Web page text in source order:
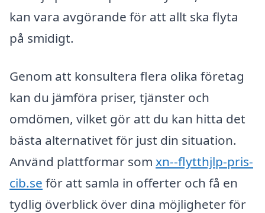
kan vara avgörande för att allt ska flyta
på smidigt.
Genom att konsultera flera olika företag
kan du jämföra priser, tjänster och
omdömen, vilket gör att du kan hitta det
bästa alternativet för just din situation.
Använd plattformar som xn--flytthjlp-pris-
cib.se för att samla in offerter och få en
tydlig överblick över dina möjligheter för